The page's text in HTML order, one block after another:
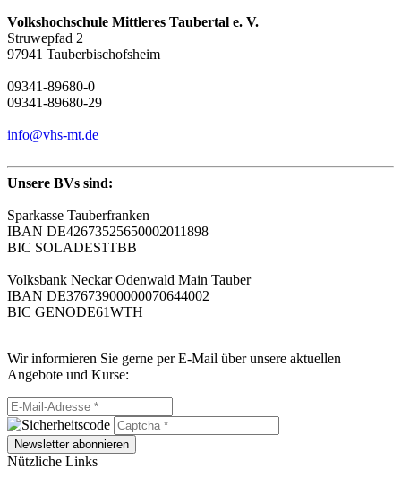
Volkshochschule Mittleres Taubertal e. V.
Struwepfad 2
97941 Tauberbischofsheim
09341-89680-0
09341-89680-29
info@vhs-mt.de
Unsere BVs sind:
Sparkasse Tauberfranken
IBAN DE42673525650002011898
BIC SOLADES1TBB
Volksbank Neckar Odenwald Main Tauber
IBAN DE37673900000070644002
BIC GENODE61WTH
Wir informieren Sie gerne per E-Mail über unsere aktuellen
Angebote und Kurse:
Newsletter abonnieren
Nützliche Links